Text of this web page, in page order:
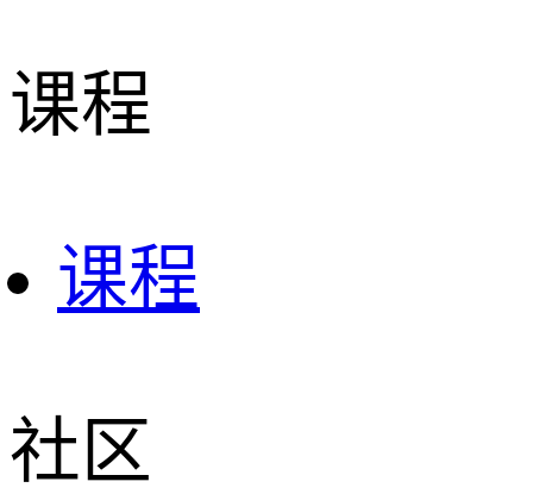
课程
课程
社区